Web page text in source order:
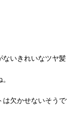
ないきれいなツヤ髪
欠かせないそうで